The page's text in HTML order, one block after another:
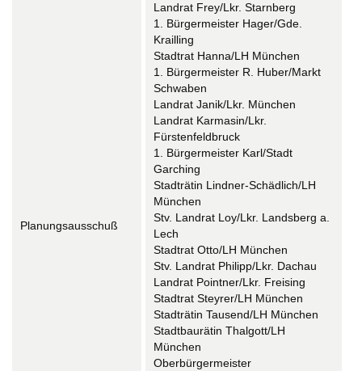
Planungsausschuß
Landrat Frey/Lkr. Starnberg
1. Bürgermeister Hager/Gde.
Krailling
Stadtrat Hanna/LH München
1. Bürgermeister R. Huber/Markt
Schwaben
Landrat Janik/Lkr. München
Landrat Karmasin/Lkr.
Fürstenfeldbruck
1. Bürgermeister Karl/Stadt
Garching
Stadträtin Lindner-Schädlich/LH
München
Stv. Landrat Loy/Lkr. Landsberg a.
Lech
Stadtrat Otto/LH München
Stv. Landrat Philipp/Lkr. Dachau
Landrat Pointner/Lkr. Freising
Stadtrat Steyrer/LH München
Stadträtin Tausend/LH München
Stadtbaurätin Thalgott/LH
München
Oberbürgermeister